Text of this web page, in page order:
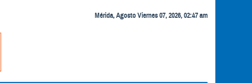
Mérida, Agosto Viernes 07, 2026, 02:47 am